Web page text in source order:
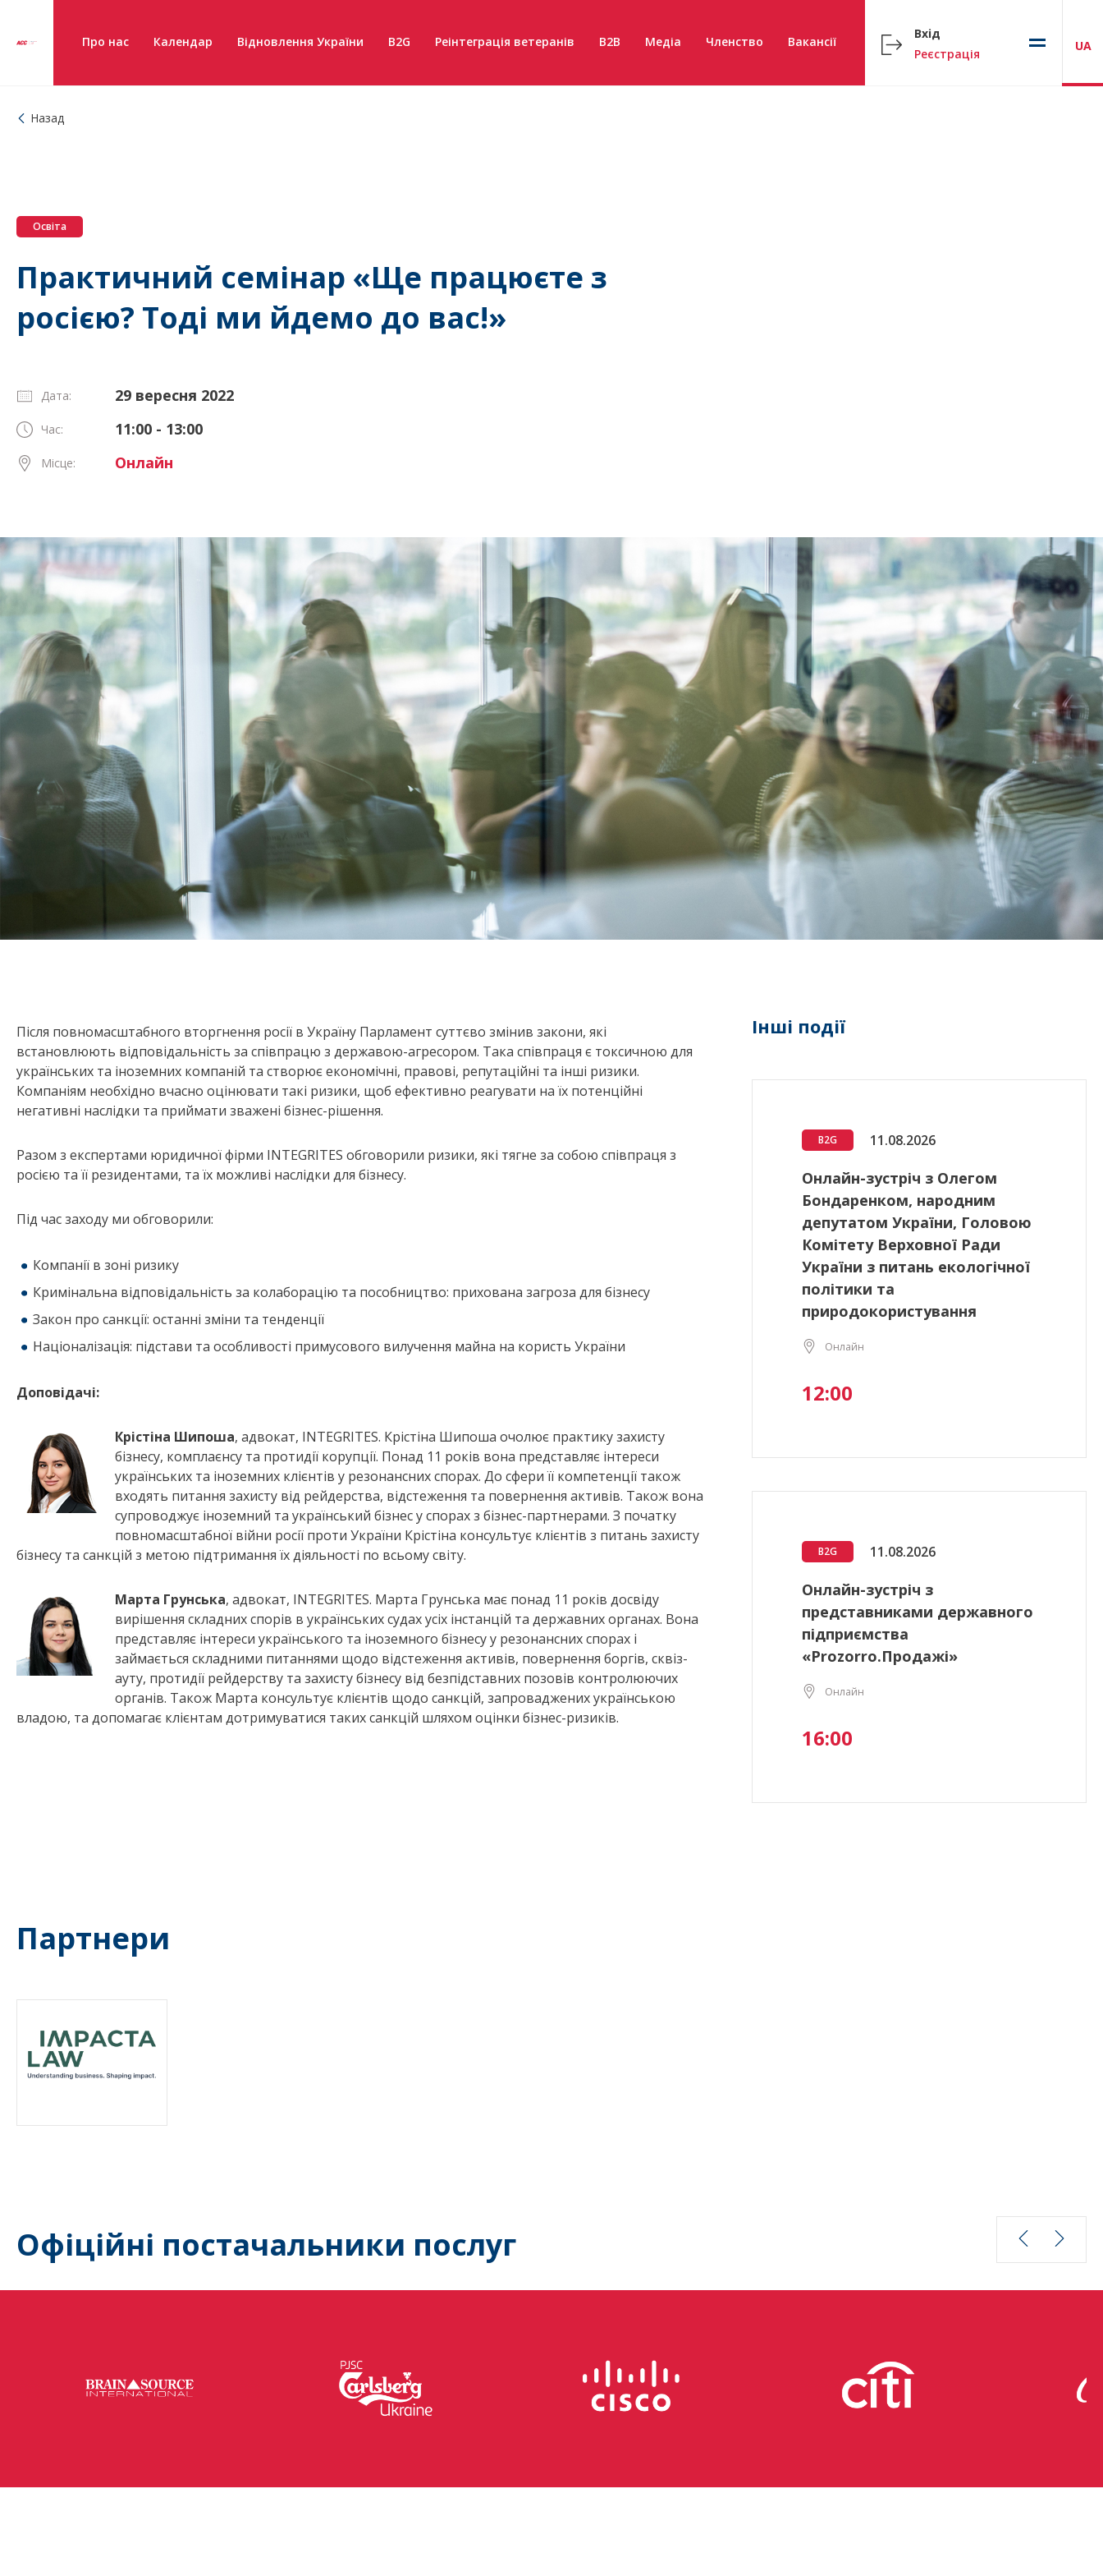
Про нас Календар Відновлення України B2G Реінтеграція ветеранів B2B Медіа Членство Вакансії
Вхід
Реєстрація
UA
Назад
Освіта
Практичний семінар «Ще працюєте з
росією? Тоді ми йдемо до вас!»
Дата: 29 вересня 2022
Час: 11:00 - 13:00
Місце: Онлайн
Після повномасштабного вторгнення росії в Україну Парламент суттєво змінив закони, які
встановлюють відповідальність за співпрацю з державою-агресором. Така співпраця є токсичною для
українських та іноземних компаній та створює економічні, правові, репутаційні та інші ризики.
Компаніям необхідно вчасно оцінювати такі ризики, щоб ефективно реагувати на їх потенційні
негативні наслідки та приймати зважені бізнес-рішення.
Разом з експертами юридичної фірми INTEGRITES обговорили ризики, які тягне за собою співпраця з
росією та її резидентами, та їх можливі наслідки для бізнесу.
Під час заходу ми обговорили:
Компанії в зоні ризику
Кримінальна відповідальність за колаборацію та пособництво: прихована загроза для бізнесу
Закон про санкції: останні зміни та тенденції
Націоналізація: підстави та особливості примусового вилучення майна на користь України
Доповідачі:
Крістіна Шипоша, адвокат, INTEGRITES. Крістіна Шипоша очолює практику захисту
бізнесу, комплаєнсу та протидії корупції. Понад 11 років вона представляє інтереси
українських та іноземних клієнтів у резонансних спорах. До сфери її компетенції також
входять питання захисту від рейдерства, відстеження та повернення активів. Також вона
супроводжує іноземний та український бізнес у спорах з бізнес-партнерами. З початку
повномасштабної війни росії проти України Крістіна консультує клієнтів з питань захисту
бізнесу та санкцій з метою підтримання їх діяльності по всьому світу.
Марта Грунська, адвокат, INTEGRITES. Марта Грунська має понад 11 років досвіду
вирішення складних спорів в українських судах усіх інстанцій та державних органах. Вона
представляє інтереси українського та іноземного бізнесу у резонансних спорах і
займається складними питаннями щодо відстеження активів, повернення боргів, сквіз-
ауту, протидії рейдерству та захисту бізнесу від безпідставних позовів контролюючих
органів. Також Марта консультує клієнтів щодо санкцій, запроваджених українською
владою, та допомагає клієнтам дотримуватися таких санкцій шляхом оцінки бізнес-ризиків.
Інші події
B2G 11.08.2026
Онлайн-зустріч з Олегом
Бондаренком, народним
депутатом України, Головою
Комітету Верховної Ради
України з питань екологічної
політики та
природокористування
Онлайн
12:00
B2G 11.08.2026
Онлайн-зустріч з
представниками державного
підприємства
«Prozorro.Продажі»
Онлайн
16:00
Партнери
Офіційні постачальники послуг